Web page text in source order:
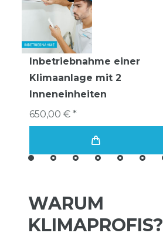
Inbetriebnahme einer
Klimaanlage mit 2
Inneneinheiten
650,00 € *
WARUM
KLIMAPROFIS?